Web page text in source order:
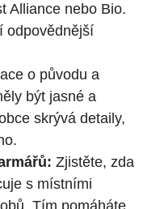
Alliance nebo Bio.
odpovědnější
o původu a
být jasné a
skrývá detaily,
Zjistěte, zda
s místními